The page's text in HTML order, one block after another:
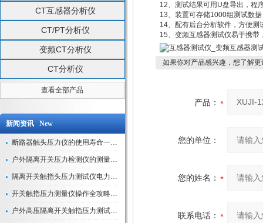
CT互感器分析仪
CT/PT分析仪
变频CT分析仪
CT分析仪
查看全部产品
新闻资讯 New
断路器触头压力仪的使用寿命一般是多久？
户外隔离开关压力检测仪的测量数据如何与GIS系统对接实现智能化运维？
隔离开关触指头压力测试仪电力系统安全运行的“定海神针”
开关触指压力测量仪操作全攻略：从准备到精准测量的实战指南
户外高压隔离开关触指压力测试仪的作用与价值
12、测试结果可用U盘导出，程
13、装置可存储1000组测试数
14、配有后台分析软件，方便
15、变频互感器测试仪易于携带
如果你对产品感兴趣，想了解
产品：
您的单位：
您的姓名：
联系电话：